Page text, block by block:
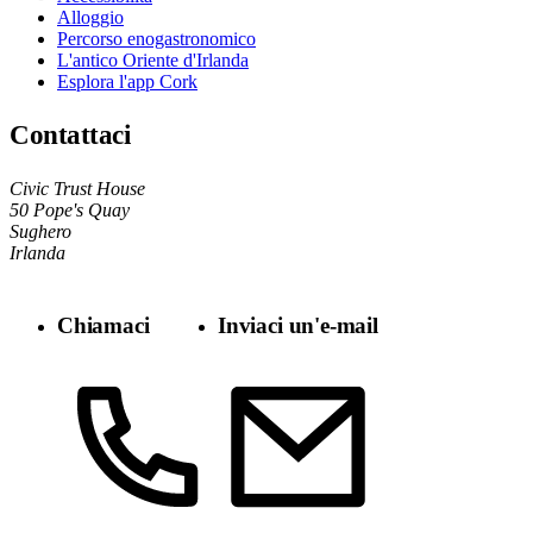
Alloggio
Percorso enogastronomico
L'antico Oriente d'Irlanda
Esplora l'app Cork
Contattaci
Civic Trust House
50 Pope's Quay
Sughero
Irlanda
Chiamaci Inviaci un'e-mail